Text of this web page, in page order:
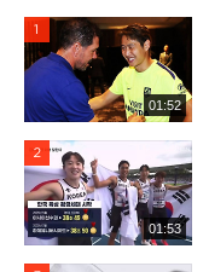
01:52
01:53